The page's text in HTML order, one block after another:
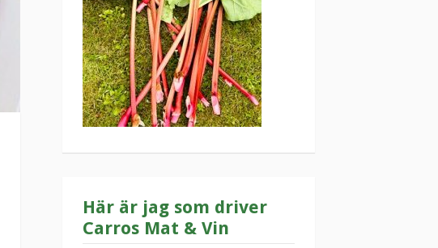
Här är jag som driver
Carros Mat & Vin